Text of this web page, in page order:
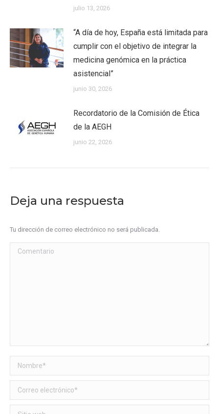
julio 13, 2026
“A día de hoy, España está limitada para
cumplir con el objetivo de integrar la
medicina genómica en la práctica
asistencial”
junio 30, 2026
Recordatorio de la Comisión de Ética
de la AEGH
junio 22, 2026
Deja una respuesta
Tu dirección de correo electrónico no será publicada.
Comentario
Nombre *
Correo electrónico *
Sitio web